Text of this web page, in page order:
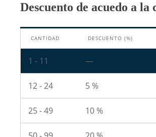
2W
Descuento de acuedo a la
CANTIDAD DESCUENTO (%)
1 - 11 —
12 - 24 5 %
25 - 49 10 %